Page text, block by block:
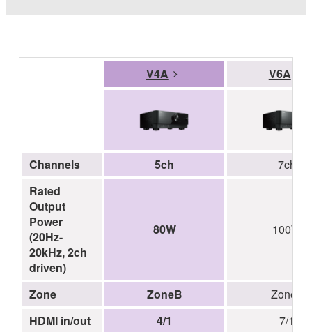
V4A V6A
Channels 5ch
7ch
Rated
Output
Power
(20Hz-
20kHz, 2ch
driven)
80W 100W
Zone ZoneB
Zone2
HDMI in/out
4/1
7/1